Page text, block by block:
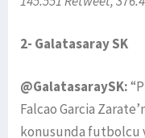
2- Galatasaray SK
@GalatasaraySK:
Falcao Garcia
konusunda futbolcu